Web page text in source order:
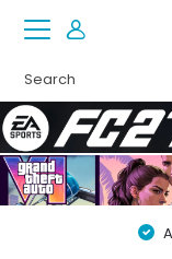
Vóór 22:00